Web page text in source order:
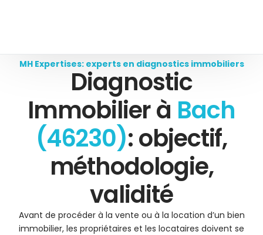
MH Expertises: experts en diagnostics immobiliers
Diagnostic
Immobilier à Bach
(46230): objectif,
méthodologie,
validité
Avant de procéder à la vente ou à la location d’un bien
immobilier, les propriétaires et les locataires doivent se